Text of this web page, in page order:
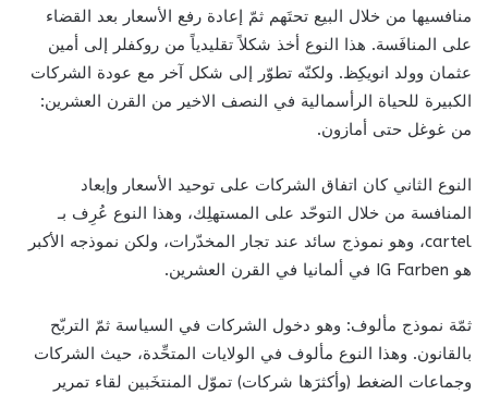
منافسيها من خلال البيع تحتَهم ثمّ إعادة رفع الأسعار بعد القضاء
على المنافَسة. هذا النوع أخذ شكلاً تقليدياً من روكفلر إلى أمين
عثمان وولد انويكِظ. ولكنّه تطوّر إلى شكل آخر مع عودة الشركات
الكبيرة للحياة الرأسمالية في النصف الاخير من القرن العشرين:
من غوغل حتى أمازون.
النوع الثاني كان اتفاق الشركات على توحيد الأسعار وإبعاد
المنافسة من خلال التوحّد على المستهلِك، وهذا النوع عُرِف بـ
cartel، وهو نموذج سائد عند تجار المخدّرات، ولكن نموذجه الأكبر
هو IG Farben في ألمانيا في القرن العشرين.
ثمّة نموذج مألوف: وهو دخول الشركات في السياسة ثمّ التربّح
بالقانون. وهذا النوع مألوف في الولايات المتحِّدة، حيث الشركات
وجماعات الضغط (وأكثرَها شركات) تموّل المنتخَبين لقاء تمرير